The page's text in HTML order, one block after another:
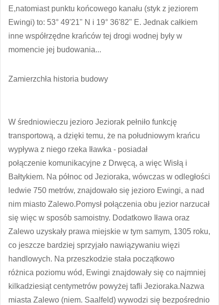
E,natomiast punktu końcowego kanału (styk z jeziorem
Ewingi) to: 53° 49'21" N i 19° 36'82" E. Jednak całkiem
inne współrzędne krańców tej drogi wodnej były w
momencie jej budowania...
Zamierzchła historia budowy
W średniowieczu jezioro Jeziorak pełniło funkcję
transportową, a dzięki temu, że na południowym krańcu
wypływa z niego rzeka Iławka - posiadał
połączenie komunikacyjne z Drwęcą, a więc Wisłą i
Bałtykiem. Na północ od Jezioraka, wówczas w odległości
ledwie 750 metrów, znajdowało się jezioro Ewingi, a nad
nim miasto Zalewo.Pomysł połączenia obu jezior narzucał
się więc w sposób samoistny. Dodatkowo Iława oraz
Zalewo uzyskały prawa miejskie w tym samym, 1305 roku,
co jeszcze bardziej sprzyjało nawiązywaniu więzi
handlowych. Na przeszkodzie stała początkowo
różnica poziomu wód, Ewingi znajdowały się co najmniej
kilkadziesiąt centymetrów powyżej tafli Jezioraka.Nazwa
miasta Zalewo (niem. Saalfeld) wywodzi się bezpośrednio